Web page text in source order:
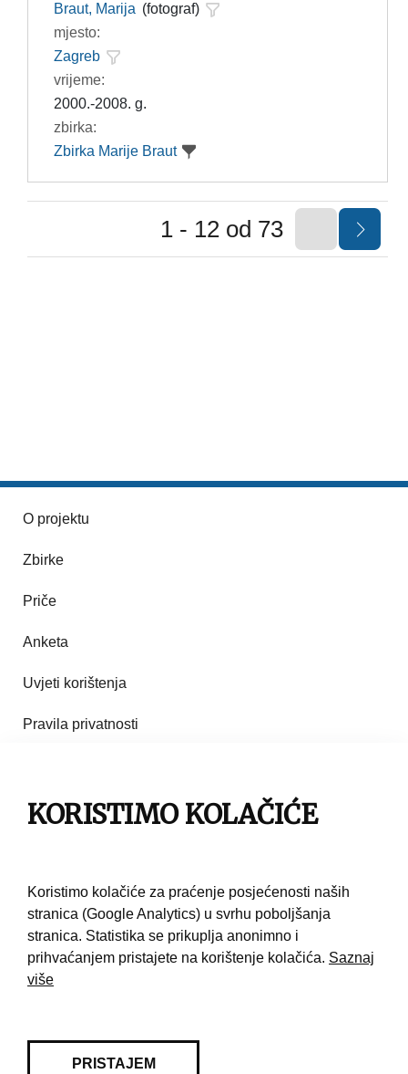
Braut, Marija (fotograf)
mjesto:
Zagreb
vrijeme:
2000.-2008. g.
zbirka:
Zbirka Marije Braut
1 - 12 od 73
O projektu
Zbirke
Priče
Anketa
Uvjeti korištenja
Pravila privatnosti
Pravila korištenja
KORISTIMO KOLAČIĆE
Koristimo kolačiće za praćenje posjećenosti naših
stranica (Google Analytics) u svrhu poboljšanja
stranica. Statistika se prikuplja anonimno i
prihvaćanjem pristajete na korištenje kolačića. Saznaj
više
PRISTAJEM